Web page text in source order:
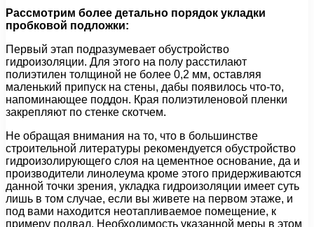
Рассмотрим более детально порядок укладки
пробковой подложки:
Первый этап подразумевает обустройство
гидроизоляции. Для этого на полу расстилают
полиэтилен толщиной не более 0,2 мм, оставляя
маленький припуск на стены, дабы появилось что-то,
напоминающее поддон. Края полиэтиленовой пленки
закрепляют по стенке скотчем.
Не обращая внимания на то, что в большинстве
строительной литературы рекомендуется обустройство
гидроизолирующего слоя на цементное основание, да и
производители линолеума кроме этого придерживаются
данной точки зрения, укладка гидроизоляции имеет суть
лишь в том случае, если вы живете на первом этаже, и
под вами находится неотапливаемое помещение, к
примеру подвал. Необходимость указанной меры в этом